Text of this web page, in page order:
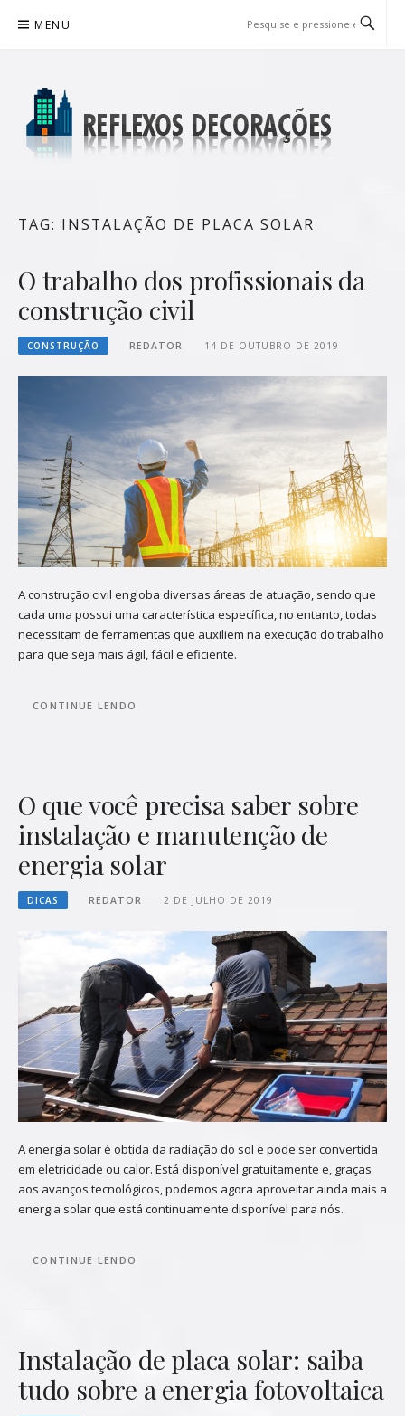
para
MENU
TAG: INSTALAÇÃO DE PLACA SOLAR
O trabalho dos profissionais da
construção civil
CONSTRUÇÃO REDATOR 14 DE OUTUBRO DE 2019
A construção civil engloba diversas áreas de atuação, sendo que
cada uma possui uma característica específica, no entanto, todas
necessitam de ferramentas que auxiliem na execução do trabalho
para que seja mais ágil, fácil e eficiente.
CONTINUE LENDO
O que você precisa saber sobre
instalação e manutenção de
energia solar
DICAS REDATOR 2 DE JULHO DE 2019
A energia solar é obtida da radiação do sol e pode ser convertida
em eletricidade ou calor. Está disponível gratuitamente e, graças
aos avanços tecnológicos, podemos agora aproveitar ainda mais a
energia solar que está continuamente disponível para nós.
CONTINUE LENDO
Instalação de placa solar: saiba
tudo sobre a energia fotovoltaica